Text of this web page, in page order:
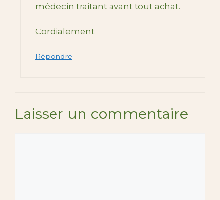
médecin traitant avant tout achat.
Cordialement
Répondre
Laisser un commentaire